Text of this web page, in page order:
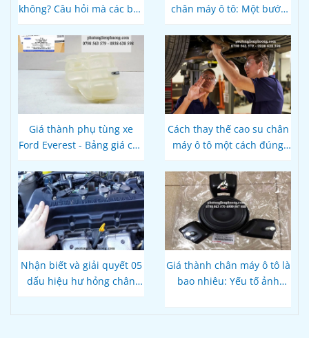
không? Câu hỏi mà các bác
chân máy ô tô: Một bước
thọ của xe
Giá thành phụ tùng xe
Ford Everest - Bảng giá cập
Cách thay thế cao su chân
máy ô tô một cách đúng
Nhận biết và giải quyết 05
dấu hiệu hư hỏng chân
Giá thành chân máy ô tô là
bao nhiêu: Yếu tố ảnh
bình